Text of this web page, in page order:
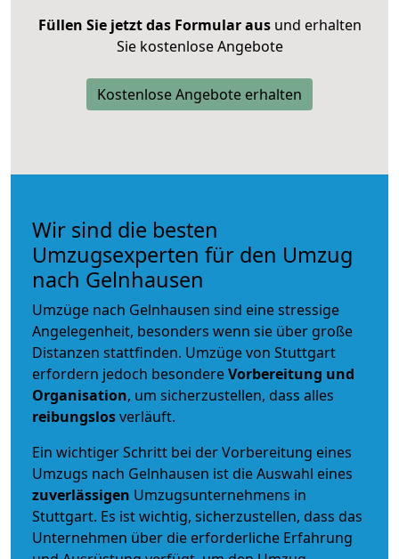
Füllen Sie jetzt das Formular ausund erhalten
Sie kostenlose Angebote
Kostenlose Angebote erhalten
Wir sind die besten
Umzugsexperten für den Umzug
nach Gelnhausen
Umzüge nach Gelnhausen sind eine stressige
Angelegenheit, besonders wenn sie über große
Distanzen stattfinden. Umzüge von Stuttgart
erfordern jedoch besondereVorbereitung und
Organisation, um sicherzustellen, dass alles
reibungslosverläuft.
Ein wichtiger Schritt bei der Vorbereitung eines
Umzugs nach Gelnhausen ist die Auswahl eines
zuverlässigen Umzugsunternehmens in
Stuttgart. Es ist wichtig, sicherzustellen, dass das
Unternehmen über die erforderliche Erfahrung